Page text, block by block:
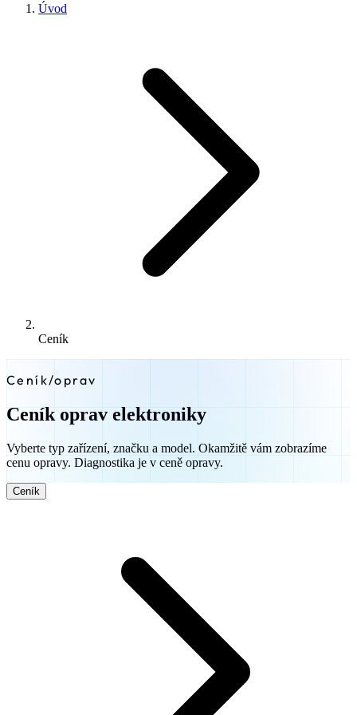
Úvod
Ceník
Ceník/oprav
Ceník oprav elektroniky
Vyberte typ zařízení, značku a model. Okamžitě vám zobrazíme
cenu opravy. Diagnostika je v ceně opravy.
Ceník